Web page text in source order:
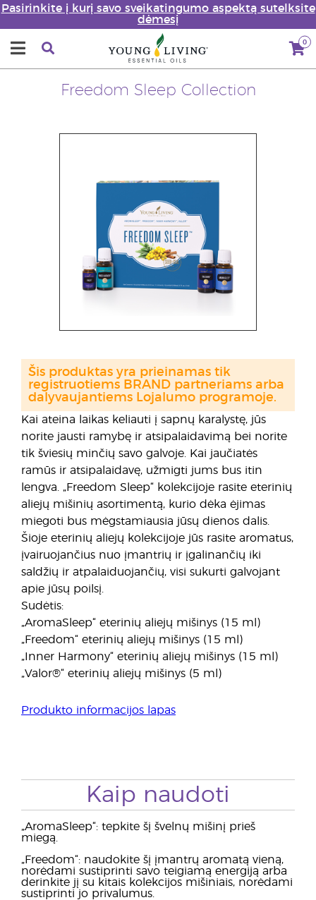
Pasirinkite į kurį savo sveikatingumo aspektą sutelksite
dėmesį
0
Freedom Sleep Collection
Kai ateina laikas keliauti į sapnų karalystę, jūs
norite jausti ramybę ir atsipalaidavimą bei norite
tik šviesių minčių savo galvoje. Kai jaučiatės
ramūs ir atsipalaidavę, užmigti jums bus itin
lengva. „Freedom Sleep“ kolekcijoje rasite eterinių
aliejų mišinių asortimentą, kurio dėka ėjimas
miegoti bus mėgstamiausia jūsų dienos dalis.
Šioje eterinių aliejų kolekcijoje jūs rasite aromatus,
įvairuojančius nuo įmantrių ir įgalinančių iki
saldžių ir atpalaiduojančių, visi sukurti galvojant
apie jūsų poilsį.
Sudėtis:
„AromaSleep“ eterinių aliejų mišinys (15 ml)
„Freedom“ eterinių aliejų mišinys (15 ml)
„Inner Harmony“ eterinių aliejų mišinys (15 ml)
„Valor®“ eterinių aliejų mišinys (5 ml)
Produkto informacijos lapas
Šis produktas yra prieinamas tik
registruotiems BRAND partneriams arba
dalyvaujantiems Lojalumo programoje.
Kaip naudoti
„AromaSleep“: tepkite šį švelnų mišinį prieš
miegą.
„Freedom“: naudokite šį įmantrų aromatą vieną,
norėdami sustiprinti savo teigiamą energiją arba
derinkite jį su kitais kolekcijos mišiniais, norėdami
sustiprinti jo privalumus.